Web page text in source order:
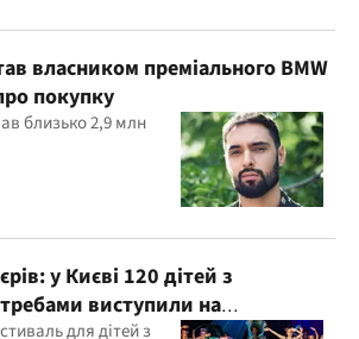
власником преміального BMW
покупку
близько 2,9 млн
у Києві 120 дітей з
виступили на
для дітей з